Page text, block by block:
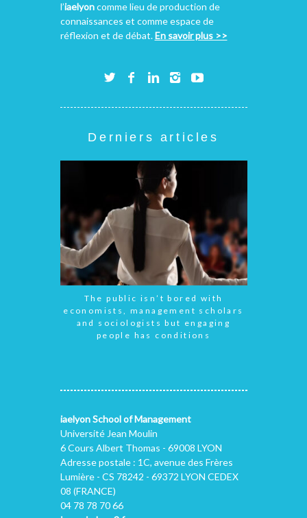
l’iaelyoncomme lieu de production de
connaissances et comme espace de
réflexion et de débat.En savoir plus >>
Derniers articles
The public isn’t bored with
economists, management scholars
and sociologists but engaging
people has conditions
iaelyon School of Management
Université Jean Moulin
6 Cours Albert Thomas - 69008 LYON
Adresse postale : 1C, avenue des Frères
Lumière - CS 78242 - 69372 LYON CEDEX
08 (FRANCE)
04 78 78 70 66